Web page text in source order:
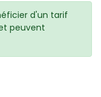
d'un tarif
peuvent